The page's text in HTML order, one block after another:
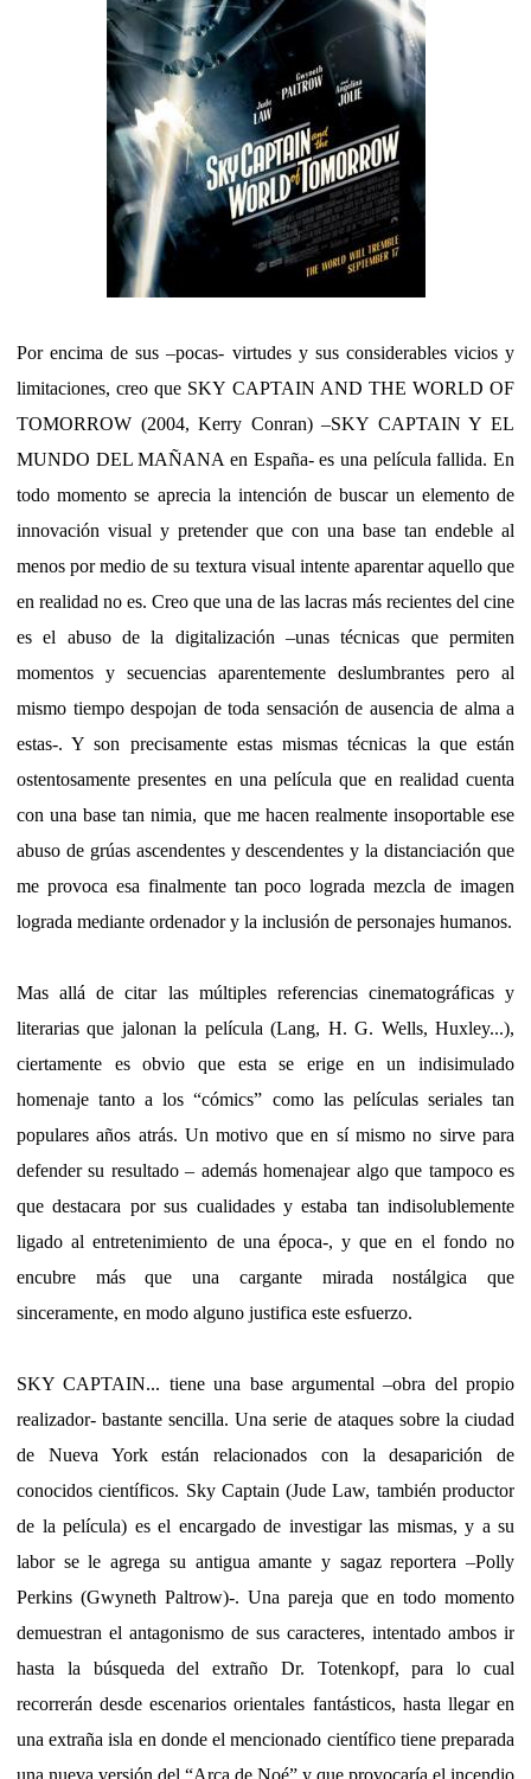
Por encima de sus –pocas- virtudes y sus considerables vicios y
limitaciones, creo que SKY CAPTAIN AND THE WORLD OF
TOMORROW (2004, Kerry Conran) –SKY CAPTAIN Y EL
MUNDO DEL MAÑANA en España- es una película fallida. En
todo momento se aprecia la intención de buscar un elemento de
innovación visual y pretender que con una base tan endeble al
menos por medio de su textura visual intente aparentar aquello que
en realidad no es. Creo que una de las lacras más recientes del cine
es el abuso de la digitalización –unas técnicas que permiten
momentos y secuencias aparentemente deslumbrantes pero al
mismo tiempo despojan de toda sensación de ausencia de alma a
estas-. Y son precisamente estas mismas técnicas la que están
ostentosamente presentes en una película que en realidad cuenta
con una base tan nimia, que me hacen realmente insoportable ese
abuso de grúas ascendentes y descendentes y la distanciación que
me provoca esa finalmente tan poco lograda mezcla de imagen
lograda mediante ordenador y la inclusión de personajes humanos.
Mas allá de citar las múltiples referencias cinematográficas y
literarias que jalonan la película (Lang, H. G. Wells, Huxley...),
ciertamente es obvio que esta se erige en un indisimulado
homenaje tanto a los “cómics” como las películas seriales tan
populares años atrás. Un motivo que en sí mismo no sirve para
defender su resultado – además homenajear algo que tampoco es
que destacara por sus cualidades y estaba tan indisolublemente
ligado al entretenimiento de una época-, y que en el fondo no
encubre más que una cargante mirada nostálgica que
sinceramente, en modo alguno justifica este esfuerzo.
SKY CAPTAIN... tiene una base argumental –obra del propio
realizador- bastante sencilla. Una serie de ataques sobre la ciudad
de Nueva York están relacionados con la desaparición de
conocidos científicos. Sky Captain (Jude Law, también productor
de la película) es el encargado de investigar las mismas, y a su
labor se le agrega su antigua amante y sagaz reportera –Polly
Perkins (Gwyneth Paltrow)-. Una pareja que en todo momento
demuestran el antagonismo de sus caracteres, intentado ambos ir
hasta la búsqueda del extraño Dr. Totenkopf, para lo cual
recorrerán desde escenarios orientales fantásticos, hasta llegar en
una extraña isla en donde el mencionado científico tiene preparada
una nueva versión del “Arca de Noé” y que provocaría el incendio